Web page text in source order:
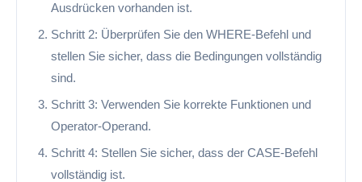
Ausdrücken vorhanden ist.
Schritt 2: Überprüfen Sie den WHERE-Befehl und
stellen Sie sicher, dass die Bedingungen vollständig
sind.
Schritt 3: Verwenden Sie korrekte Funktionen und
Operator-Operand.
Schritt 4: Stellen Sie sicher, dass der CASE-Befehl
vollständig ist.